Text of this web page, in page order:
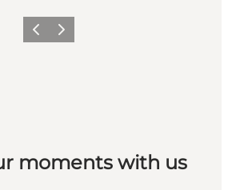
ForrigeNæste
moments with us